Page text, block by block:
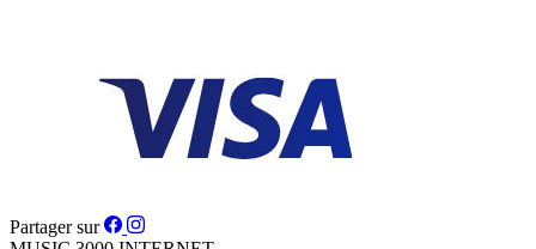
Partager sur